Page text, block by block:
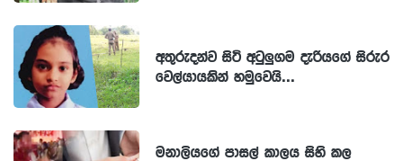
අතුරුදන්ව සිටි අටුලුගම දැරියගේ සිරුර
වෙල්යායකින් හමුවෙයි...
මනාලියගේ පාසල් කාලය සිහි කල